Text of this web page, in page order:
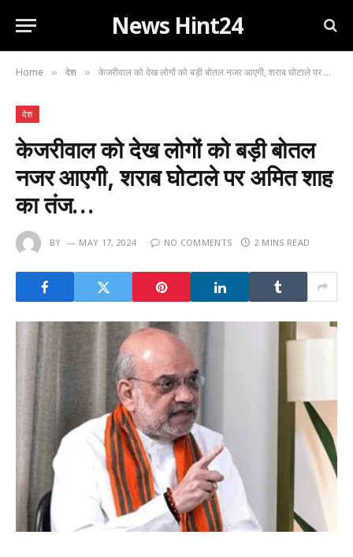
News Hint24
Home » देश » केजरीवाल को देख लोगों को बड़ी बोतल नजर आएगी, शराब घोटाले पर अमित शाह का तंज…
देश
केजरीवाल को देख लोगों को बड़ी बोतल
नजर आएगी, शराब घोटाले पर अमित शाह
का तंज…
BY MAY 17, 2024 NO COMMENTS 2 MINS READ